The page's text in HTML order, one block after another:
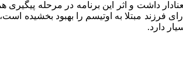
فرزند مبتلا به اوتیسم را بهبود بخشیده
دارد.